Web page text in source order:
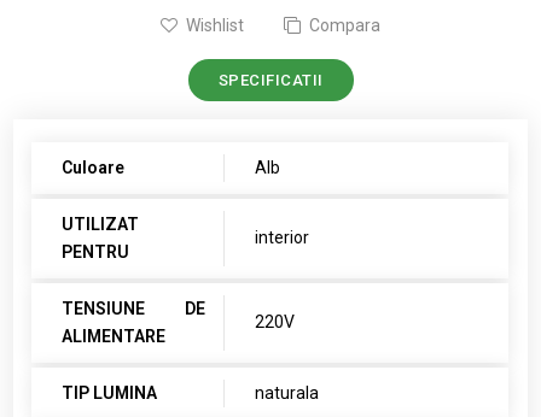
Wishlist Compara
SPECIFICATII
Culoare Alb
UTILIZAT
PENTRU
interior
TENSIUNE DE
ALIMENTARE
220V
TIP LUMINA naturala